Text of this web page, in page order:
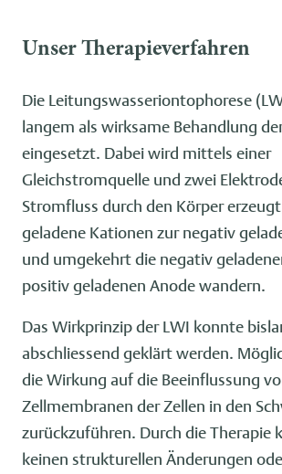
Unser Therapieverfahren
Die Leitungswasseriontophorese
langem als wirksame Behandlung
eingesetzt. Dabei wird mittels einer
Gleichstromquelle und zwei
Stromfluss durch den Körper
geladene Kationen zur negativ
und umgekehrt die negativ
positiv geladenen Anode wandern.
Das Wirkprinzip der LWI konnte
abschliessend geklärt werden.
die Wirkung auf die Beeinflussung
Zellmembranen der Zellen in den
zurückzuführen. Durch die Therapie
keinen strukturellen Änderungen